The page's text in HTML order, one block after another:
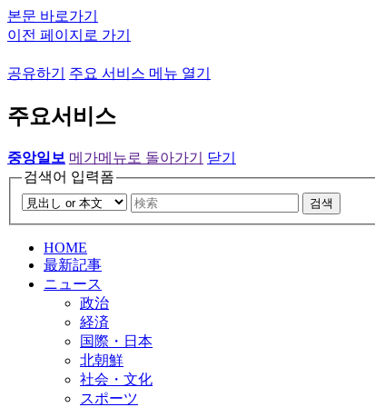
본문 바로가기
이전 페이지로 가기
공유하기 주요 서비스 메뉴 열기
주요서비스
중앙일보 메가메뉴로 돌아가기
닫기
검색어 입력폼
검색
HOME
最新記事
ニュース
政治
経済
国際・日本
北朝鮮
社会・文化
スポーツ